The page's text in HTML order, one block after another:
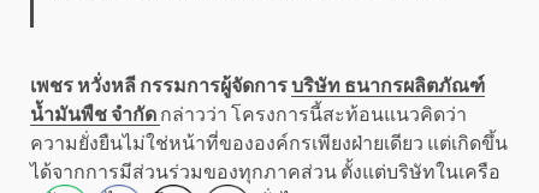
เพชร หวั่งหลี กรรมการผู้จัดการบริษัท ธนากรผลิตภัณฑ์
น้ำมันพืช จำกัด กล่าวว่า โครงการนี้สะท้อนแนวคิดว่า
ความยั่งยืนไม่ใช่หน้าที่ขององค์กรเพียงฝ่ายเดียว แต่เกิดขึ้น
ได้จากการมีส่วนร่วมของทุกภาคส่วน ตั้งแต่บริษัทในเครือ